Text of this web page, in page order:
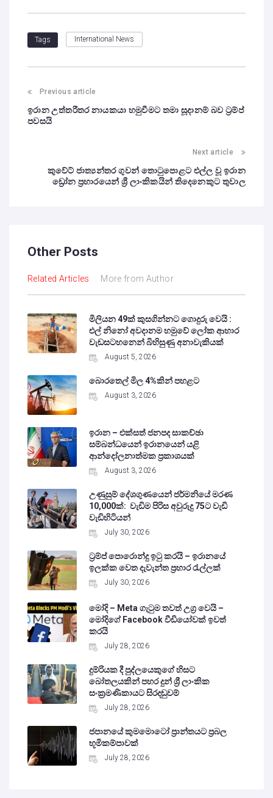
Tags International News
Previous article
ඉරාන උත්තරීතර නායකයා හමුවීමට තමා සූදානම් බව ට්‍රම්ප්
පවසයි
Next article
කුවේට් ජාත්‍යන්තර ගුවන් තොටුපොළට එල්ල වූ ඉරාන
ඩ්‍රෝන ප්‍රහාරයෙන් ශ්‍රී ලාංකිකයින් තිදෙනෙකුට තුවාල
Other Posts
Related Articles More from Author
මිලියන 49ක් කුසගින්නට ගොදුරු වෙයි :
එල් නිනෝ අවදානම හමුවේ ලෝක ආහාර
වැඩසටහනෙන් බිහිසුණු අනාවැකියක්
August 5, 2026
බොරතෙල් මිල 4%කින් පහළට
August 3, 2026
ඉරාන – එක්සත් ජනපද සාකච්ඡා
සම්බන්ධයෙන් ඉරානයෙන් යළි
ආන්දෝලනාත්මක ප්‍රකාශයක්
August 3, 2026
උණුසුම් දේශගුණයෙන් ජර්මනියේ මරණ
10,000ක්: වැඩිම පිරිස අවුරුදු 75ට වැඩි
වැඩිහිටියන්
July 30, 2026
ට්‍රම්ප් පොරොන්දු ඉටු කරයි – ඉරානයේ
ඉලක්ක වෙත දැවැන්ත ප්‍රහාර රැල්ලක්
July 30, 2026
මෝදි – Meta ගැටුම තවත් උග්‍ර වෙයි –
මෝදිගේ Facebook වීඩියෝවක් ඉවත්
කරයි
July 28, 2026
දුම්රියක දී පුද්ලයෙකුගේ හිසට
බෝතලයකින් පහර දුන් ශ්‍රී ලාංකික
සංක්‍රමණිකායට සිරදඬුවම්
July 28, 2026
ජපානයේ කුමමොටෝ ප්‍රාන්තයට ප්‍රබල
භූමිකම්පාවක්
July 28, 2026